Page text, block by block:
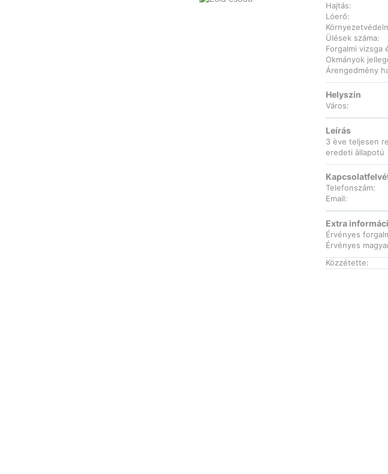
Hajtás:
Lóerő:
Ülések száma:
Forgalmi vizsga
Okmányok
Árengedmény
Helyszín
Város:
Leírás
3 ève teljesen
eredeti àllapotú
Telefonszám:
Email:
Extra
Érvényes
Érvényes
Közzétette: